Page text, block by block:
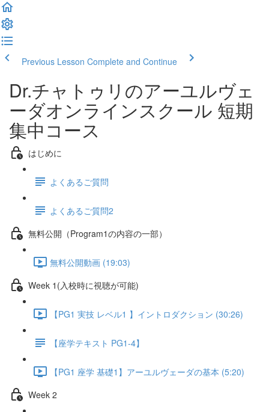
Previous Lesson Complete and Continue
Dr.チャトゥリのアーユルヴェ
ーダオンラインスクール 短期
集中コース
はじめに
よくあるご質問
よくあるご質問2
無料公開（Program1の内容の一部）
無料公開動画 (19:03)
Week 1(入校時に視聴が可能)
【PG1 実技 レベル1 】イントロダクション (30:26)
【座学テキスト PG1-4】
【PG1 座学 基礎1】アーユルヴェーダの基本 (5:20)
Week 2